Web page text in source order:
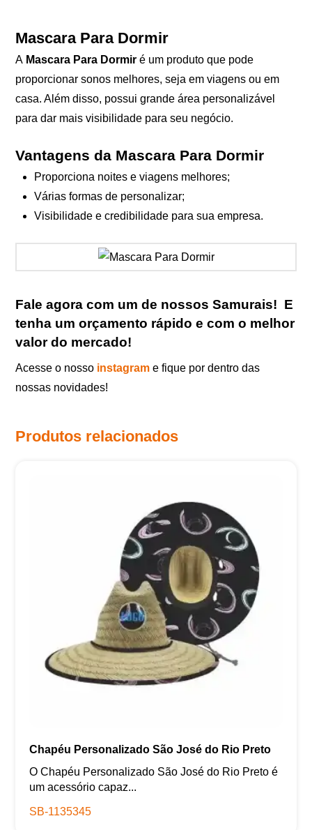
Mascara Para Dormir
A Mascara Para Dormiré um produto que pode
proporcionar sonos melhores, seja em viagens ou em
casa. Além disso, possui grande área personalizável
para dar mais visibilidade para seu negócio.
Vantagens da Mascara Para Dormir
Proporciona noites e viagens melhores;
Várias formas de personalizar;
Visibilidade e credibilidade para sua empresa.
Fale agora com um de nossos Samurais! E
tenha um orçamento rápido e com o melhor
valor do mercado!
Acesse o nosso instagram e fique por dentro das
nossas novidades!
Produtos relacionados
Chapéu Personalizado São José do Rio Preto
O Chapéu Personalizado São José do Rio Preto é
um acessório capaz...
SB-1135345